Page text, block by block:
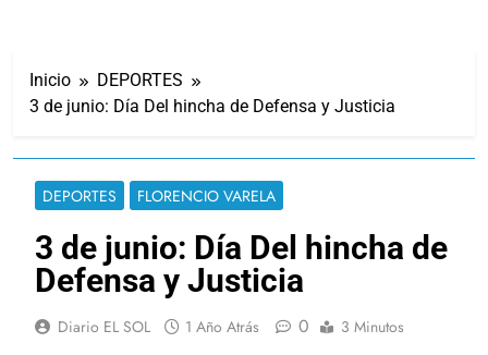
Inicio
DEPORTES
3 de junio: Día Del hincha de Defensa y Justicia
DEPORTES FLORENCIO VARELA
3 de junio: Día Del hincha de
Defensa y Justicia
Diario EL SOL 1 Año Atrás 0 3 Minutos